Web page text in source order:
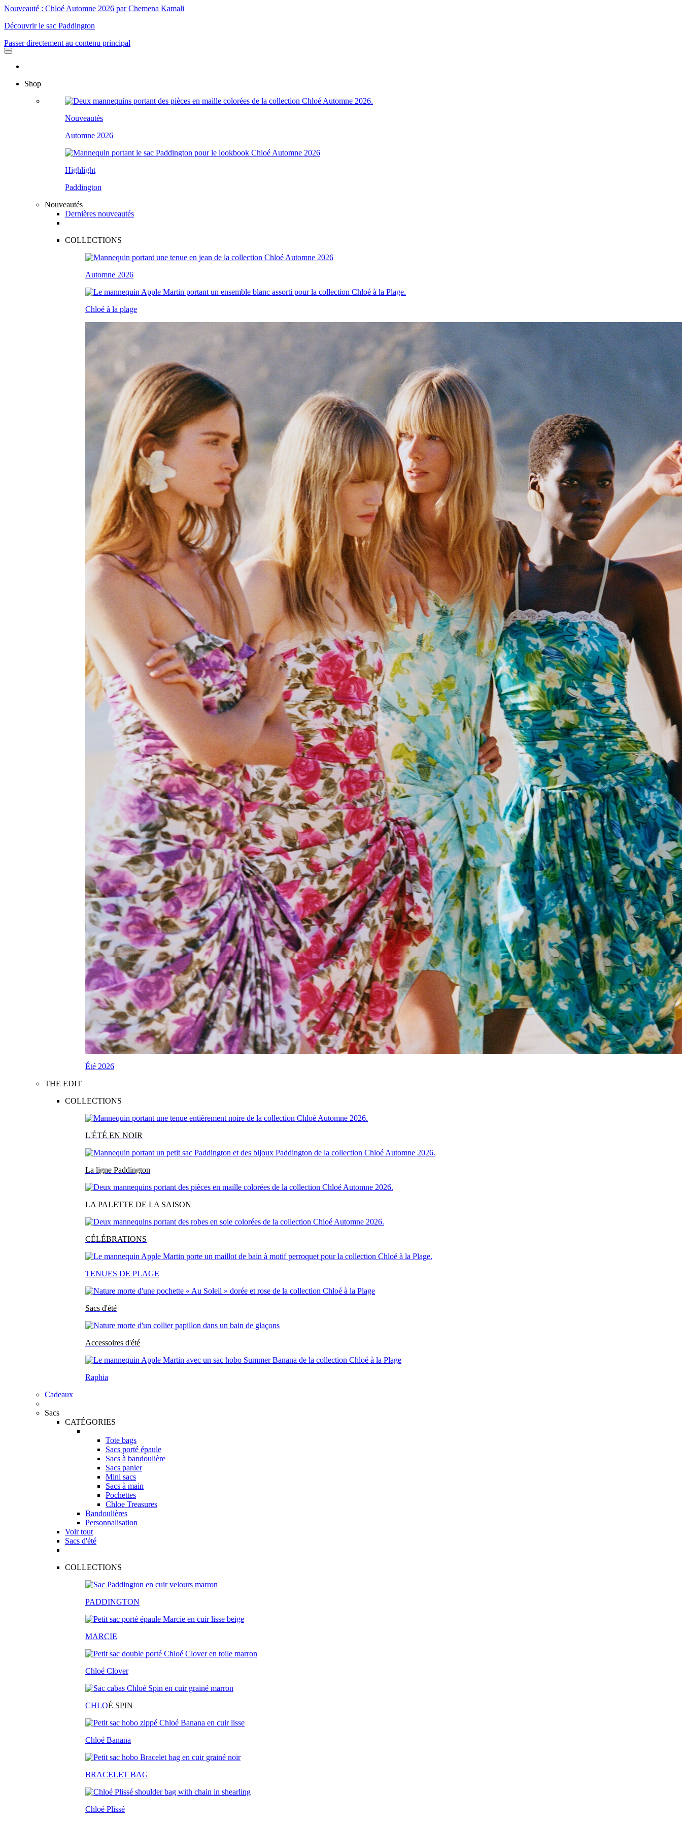
Nouveauté : Chloé Automne 2026 par Chemena Kamali
Découvrir le sac Paddington
Passer directement au contenu principal
Shop
Nouveautés
Automne 2026
Highlight
Paddington
Nouveautés
Dernières nouveautés
COLLECTIONS
Automne 2026
Chloé à la plage
Été 2026
THE EDIT
COLLECTIONS
L'ÉTÉ EN NOIR
La ligne Paddington
LA PALETTE DE LA SAISON
CÉLÉBRATIONS
TENUES DE PLAGE
Sacs d'été
Accessoires d'été
Raphia
Cadeaux
Sacs
CATÉGORIES
Tote bags
Sacs porté épaule
Sacs à bandoulière
Sacs panier
Mini sacs
Sacs à main
Pochettes
Chloe Treasures
Bandoulières
Personnalisation
Voir tout
Sacs d'été
COLLECTIONS
PADDINGTON
MARCIE
Chloé Clover
CHLOÉ SPIN
Chloé Banana
BRACELET BAG
Chloé Plissé